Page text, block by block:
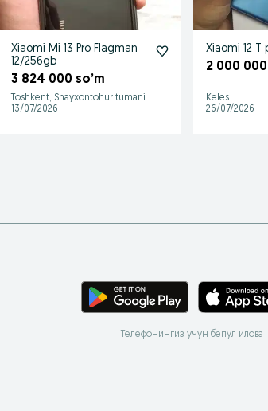
Xiaomi Mi 13 Pro Flagman
12/256gb
3 824 000 so’m
Toshkent, Shayxontohur tumani
13/07/2026
Xiaomi 12 T
2 000 000
Keles
26/07/2026
Телефонингиз учун бепул илова